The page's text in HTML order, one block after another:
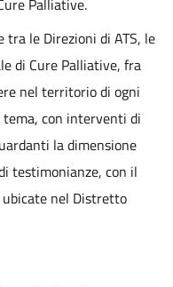
tra le Direzioni di ATS, le
di Cure Palliative, fra
nel territorio di ogni
con interventi di
la dimensione
testimonianze, con il
nel Distretto